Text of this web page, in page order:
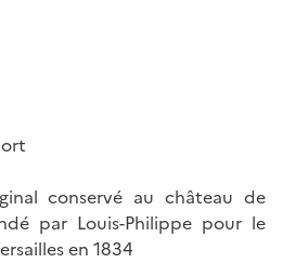
conservé au château de
par Louis-Philippe pour le
en 1834